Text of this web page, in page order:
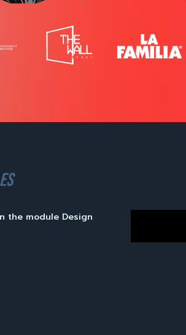
the module Design